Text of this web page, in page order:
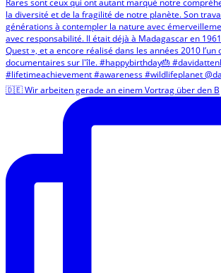
🇩🇪 Wir arbeiten gerade an einem Vortrag über den B